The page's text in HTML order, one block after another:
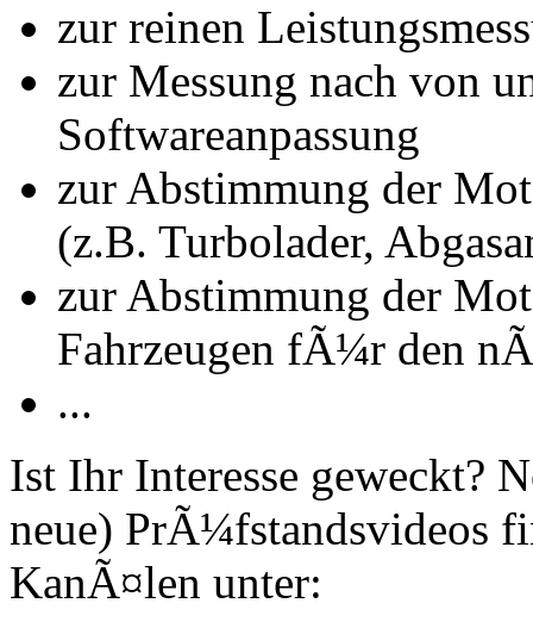
zur reinen
zur Messung nach von
Softwareanpassung
zur Abstimmung der
(z.B. Turbolader,
zur Abstimmung der
Fahrzeugen fÃ¼r den
...
Ist Ihr Interesse geweckt?
neue) PrÃ¼fstandsvideos
KanÃ¤len unter: